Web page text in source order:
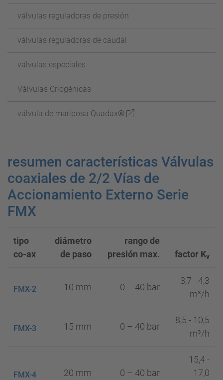
válvulas reguladoras de presión
válvulas reguladoras de caudal
válvulas especiales
Válvulas Criogénicas
válvula de mariposa Quadax®
resumen características Válvulas
coaxiales de 2/2 Vías de
Accionamiento Externo Serie
FMX
tipo
co-ax
diámetro
de paso
rango de
presión max.
factor Kv
FMX-2 10 mm 0 – 40 bar
3,7 - 4,3
m³/h
FMX-3 15 mm 0 – 40 bar
8,5 - 10,5
m³/h
FMX-4 20 mm 0 – 40 bar
15,4 -
17,0